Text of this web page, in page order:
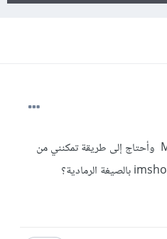
أنفذ بعض المهام في Matplotlib وأحتاج إلى طريقة تمكنني من